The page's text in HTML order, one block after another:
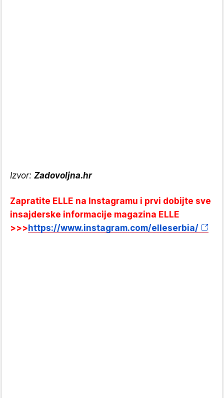
Izvor: Zadovoljna.hr
Zapratite ELLE na Instagramu i prvi dobijte sve
insajderske informacije magazina ELLE
>>>https://www.instagram.com/elleserbia/